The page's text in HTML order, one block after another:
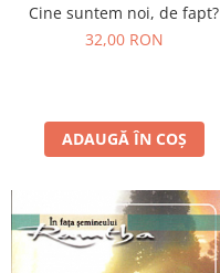
Cine suntem noi, de fapt?
32,00 RON
ADAUGĂ ÎN COȘ